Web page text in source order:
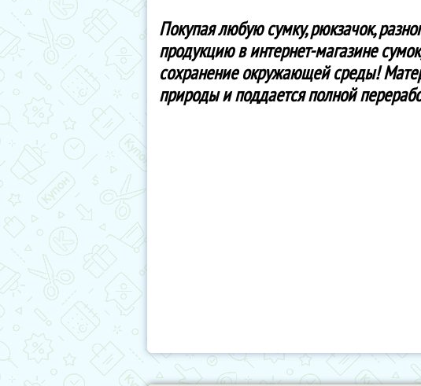
Покупая любую сумку, рюкзачок,
продукцию в интернет-магазине
сохранение окружающей среды!
природы и поддается полной